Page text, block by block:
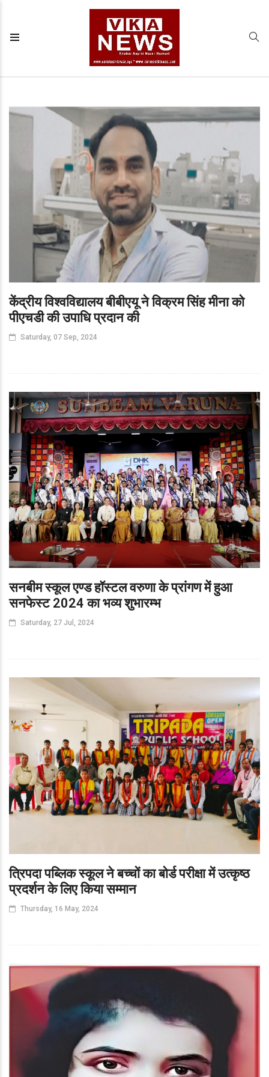
केंद्रीय विश्वविद्यालय बीबीएयू ने विक्रम सिंह मीना को
पीएचडी की उपाधि प्रदान की
Saturday, 07 Sep, 2024
सनबीम स्कूल एण्ड हॉस्टल वरुणा के प्रांगण में हुआ
सनफेस्ट 2024 का भव्य शुभारम्भ
Saturday, 27 Jul, 2024
त्रिपदा पब्लिक स्कूल ने बच्चों का बोर्ड परीक्षा में उत्कृष्ठ
प्रदर्शन के लिए किया सम्मान
Thursday, 16 May, 2024